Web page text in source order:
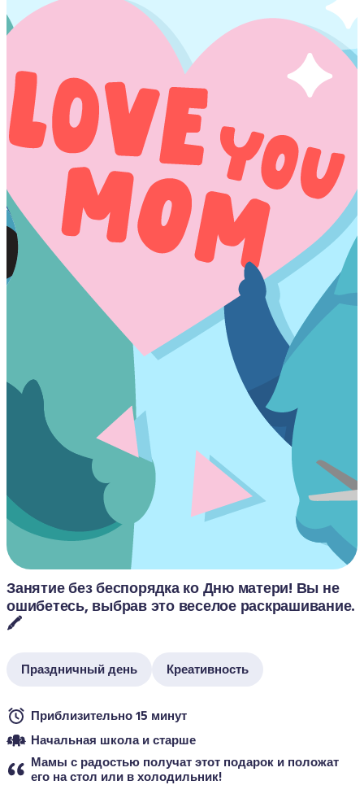
Занятие без беспорядка ко Дню матери! Вы не
ошибетесь, выбрав это веселое раскрашивание.
🖍️
Праздничный день Креативность
Приблизительно 15 минут
Начальная школа и старше
Мамы с радостью получат этот подарок и положат
его на стол или в холодильник!